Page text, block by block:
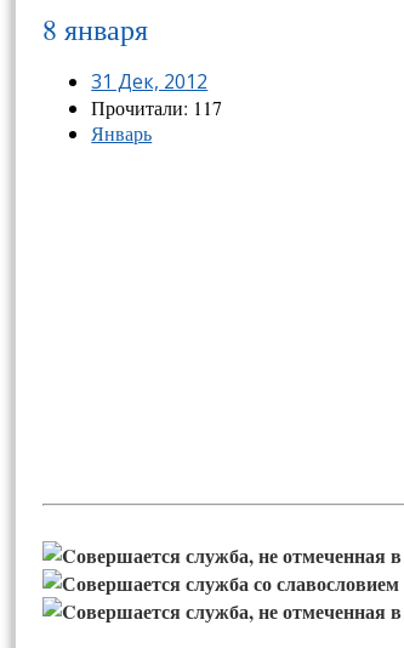
8 января
31 Дек, 2012
Прочитали: 117
Январь